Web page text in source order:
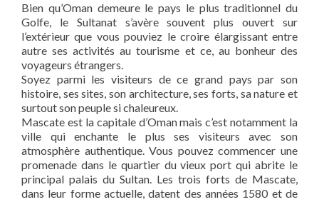
Bien qu’Oman demeure le pays le plus traditionnel du
Golfe, le Sultanat s’avère souvent plus ouvert sur
l’extérieur que vous pouviez le croire élargissant entre
autre ses activités au tourisme et ce, au bonheur des
voyageurs étrangers.
Soyez parmi les visiteurs de ce grand pays par son
histoire, ses sites, son architecture, ses forts, sa nature et
surtout son peuple si chaleureux.
Mascate est la capitale d’Oman mais c’est notamment la
ville qui enchante le plus ses visiteurs avec son
atmosphère authentique. Vous pouvez commencer une
promenade dans le quartier du vieux port qui abrite le
principal palais du Sultan. Les trois forts de Mascate,
dans leur forme actuelle, datent des années 1580 et de